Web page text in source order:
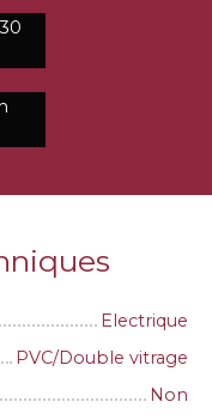
Electrique
PVC/Double vitrage
Non